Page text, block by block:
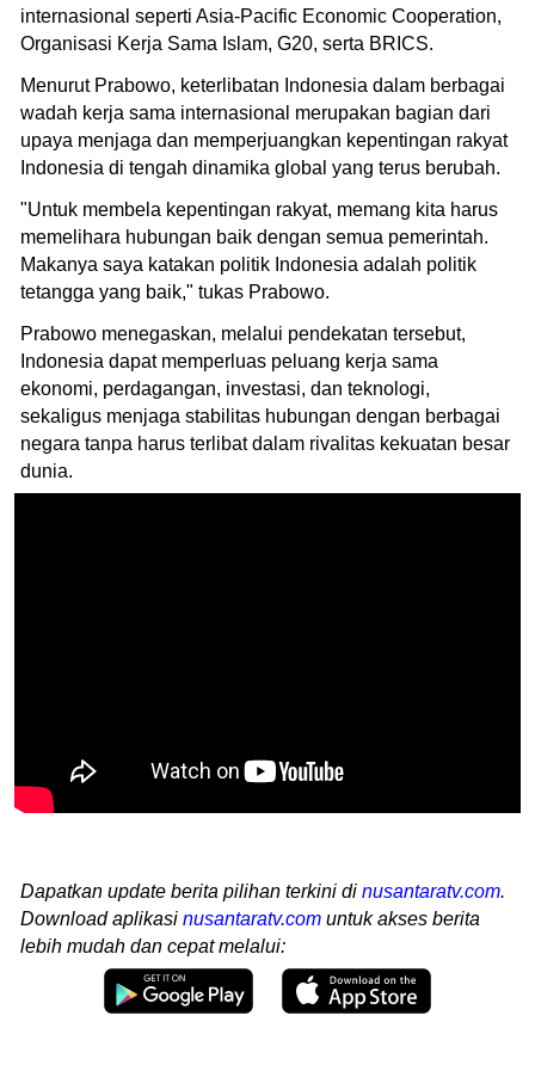
internasional seperti Asia-Pacific Economic Cooperation,
Organisasi Kerja Sama Islam, G20, serta BRICS.
Menurut Prabowo, keterlibatan Indonesia dalam berbagai
wadah kerja sama internasional merupakan bagian dari
upaya menjaga dan memperjuangkan kepentingan rakyat
Indonesia di tengah dinamika global yang terus berubah.
"Untuk membela kepentingan rakyat, memang kita harus
memelihara hubungan baik dengan semua pemerintah.
Makanya saya katakan politik Indonesia adalah politik
tetangga yang baik," tukas Prabowo.
Prabowo menegaskan, melalui pendekatan tersebut,
Indonesia dapat memperluas peluang kerja sama
ekonomi, perdagangan, investasi, dan teknologi,
sekaligus menjaga stabilitas hubungan dengan berbagai
negara tanpa harus terlibat dalam rivalitas kekuatan besar
dunia.
Dapatkan update berita pilihan terkini di nusantaratv.com.
Download aplikasi nusantaratv.com untuk akses berita
lebih mudah dan cepat melalui: